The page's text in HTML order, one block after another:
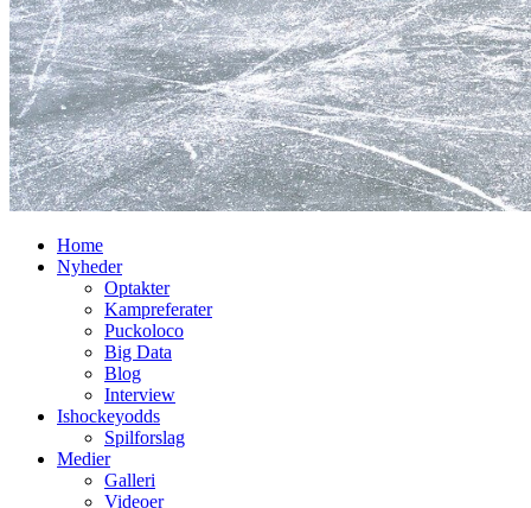
Home
Nyheder
Optakter
Kampreferater
Puckoloco
Big Data
Blog
Interview
Ishockeyodds
Spilforslag
Medier
Galleri
Videoer